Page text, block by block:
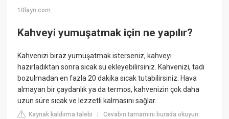
10layn.com
Kahveyi yumuşatmak için ne yapılır?
Kahvenizi biraz yumuşatmak isterseniz, kahveyi
hazırladıktan sonra sıcak su ekleyebilirsiniz. Kahvenizi, tadı
bozulmadan en fazla 20 dakika sıcak tutabilirsiniz. Hava
almayan bir çaydanlık ya da termos, kahvenizin çok daha
uzun süre sıcak ve lezzetli kalmasını sağlar.
Kaynak kaldırma talebi |Cevabın tamamını burada okuyun: